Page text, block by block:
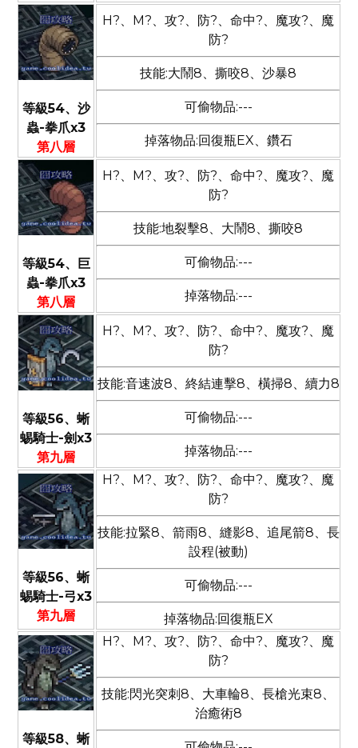
等級54、沙
蟲-拳爪x3
第八層
H?、M?、攻?、防?、命中?、魔攻?、魔
防?
技能:大鬧8、撕咬8、沙暴8
可偷物品:---
掉落物品:回復瓶EX、鑽石
等級54、巨
蟲-拳爪x3
第八層
H?、M?、攻?、防?、命中?、魔攻?、魔
防?
技能:地裂擊8、大鬧8、撕咬8
可偷物品:---
掉落物品:---
等級56、蜥
蜴騎士-劍x3
第九層
H?、M?、攻?、防?、命中?、魔攻?、魔
防?
技能:音速波8、終結連擊8、橫掃8、續力8
可偷物品:---
掉落物品:---
等級56、蜥
蜴騎士-弓x3
第九層
H?、M?、攻?、防?、命中?、魔攻?、魔
防?
技能:拉緊8、箭雨8、縫影8、追尾箭8、長
設程(被動)
可偷物品:---
掉落物品:回復瓶EX
等級58、蜥
H?、M?、攻?、防?、命中?、魔攻?、魔
防?
技能:閃光突刺8、大車輪8、長槍光束8、
治癒術8